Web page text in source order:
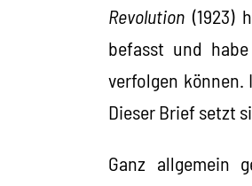
Revolution(1923)
befasst und
verfolgen können.
Dieser Brief setzt
Ganz allgemein